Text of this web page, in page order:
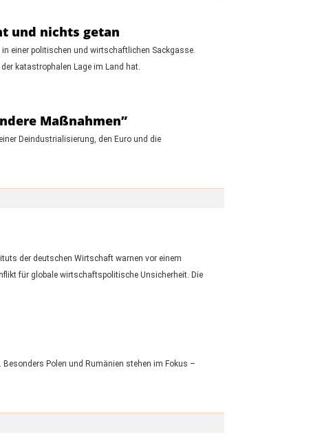
und nichts getan
einer politischen und wirtschaftlichen Sackgasse.
katastrophalen Lage im Land hat.
Maßnahmen”
Deindustrialisierung, den Euro und die
der deutschen Wirtschaft warnen vor einem
für globale wirtschaftspolitische Unsicherheit. Die
Polen und Rumänien stehen im Fokus –